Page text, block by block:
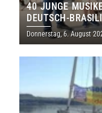
40 JUNGE
DEUTSCH-
THOLEY
Donnerstag, 6. August